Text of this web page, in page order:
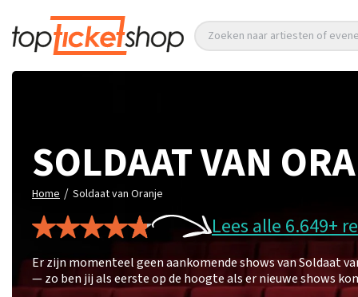
Zoeken naar artiesten of
SOLDAAT VAN
Home / Soldaat van Oranje
Lees alle 6.649+
Er zijn momenteel geen aankomende shows van Soldaat
— zo ben jij als eerste op de hoogte als er nieuwe shows